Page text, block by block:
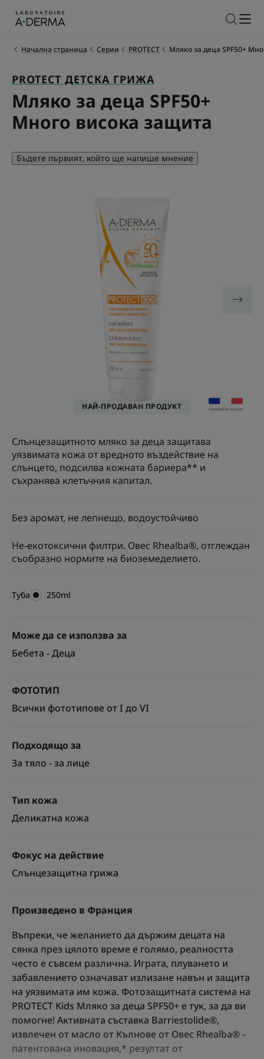
Начална страница Серии PROTECT Мляко за деца SPF50+
PROTECT ДЕТСКА ГРИЖА
Мляко за деца SPF50+
Много висока защита
Бъдете първият, който ще напише мнение
НАЙ-ПРОДАВАН ПРОДУКТ
Слънцезащитното мляко за деца защитава
уязвимата кожа от вредното въздействие на
слънцето, подсилва кожната бариера** и
съхранява клетъчния капитал.
Без аромат, не лепнещо, водоустойчиво
Не-екотоксични филтри. Овес Rhealba®, отглеждан
съобразно нормите на биоземеделието.
Туба Туба
250ml
Може да се използва за
Бебета - Деца
ФОТОТИП
Всички фототипове от I до VI
Подходящо за
За тяло - за лице
Тип кожа
Деликатна кожа
Фокус на действие
Слънцезащитна грижа
Произведено в Франция
Въпреки, че желанието да държим децата на
сянка през цялото време е голямо, реалността
често е съвсем различна. Играта, плуването и
забавлението означават излизане навън и защита
на уязвимата им кожа. Фотозащитната система на
PROTECT Kids Мляко за деца SPF50+ е тук, за да ви
помогне! Активната съставка Barriestolide®,
извлечен от масло от Кълнове от Овес Rhealba® -
патентована иновация,* резултат от